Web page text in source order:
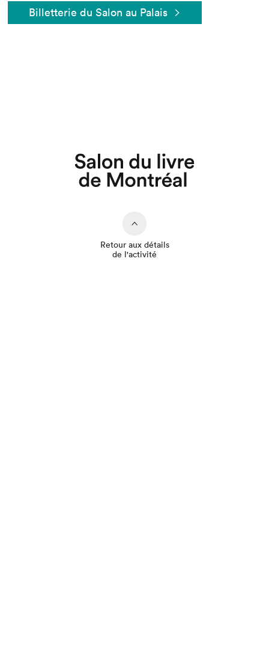
Billetterie du Salon au Palais
Retour aux détails
de l'activité